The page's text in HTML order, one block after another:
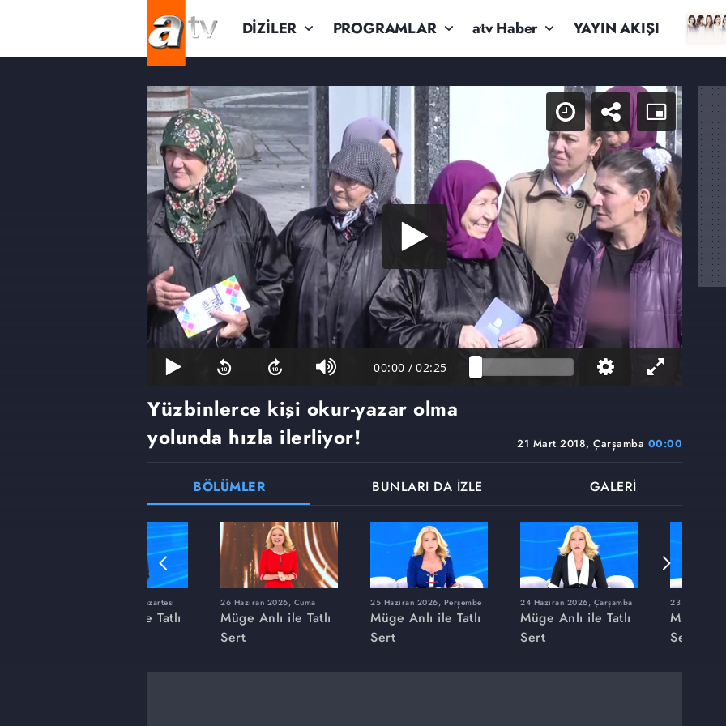
DİZİLER PROGRAMLAR atv Haber YAYIN AKIŞI
00:00 / 02:25
21 Mart 2018, Çarşamba 00:00
Yüzbinlerce kişi okur-yazar olma
yolunda hızla ilerliyor!
BÖLÜMLER BUNLARI DA İZLE GALERİ
8 Haziran 2026, Pazartesi
Müge Anlı ile Tatlı
26 Haziran 2026, Cuma
Müge Anlı ile Tatlı
Sert
25 Haziran 2026, Perşembe
Müge Anlı ile Tatlı
Sert
24 Haziran 2026, Çarşamba
Müge Anlı ile Tatlı
Sert
23 Haziran
Müge
Sert